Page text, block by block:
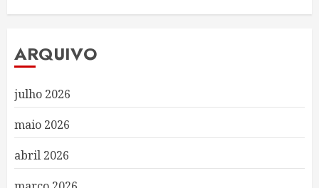
ARQUIVO
julho 2026
maio 2026
abril 2026